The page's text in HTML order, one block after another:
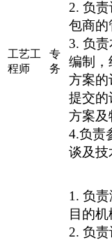
工艺工
程师
专
务
2. 负
包商的
3. 负
编制，
方案的
提交的
方案及
4.负责
谈及技
1. 负
目的
2. 负